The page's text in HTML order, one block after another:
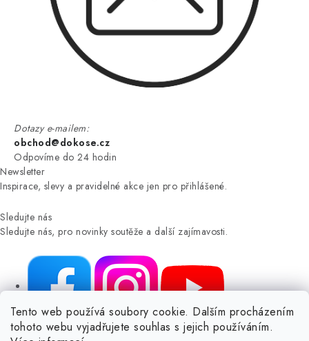
Tento web používá soubory cookie. Dalším procházením
tohoto webu vyjadřujete souhlas s jejich používáním.
Dotazy e-mailem:
obchod@dokose.cz
Odpovíme do 24 hodin
Newsletter
Inspirace, slevy a pravidelné akce jen pro přihlášené.
Sledujte nás
Sledujte nás, pro novinky soutěže a další zajímavosti.
NIKARO, s.r.o. - Dokoše.cz, Veselka 48, 259 01 Olbramovice -